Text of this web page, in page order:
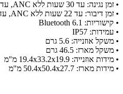
• זמן נגינה: עד 30 שעות ללא ANC, עד 26 שעות עם ANC
• זמן דיבור: עד 22 שעות ללא ANC, עד 20 שעות עם ANC
• קישוריות: Bluetooth 6.1
• עמידות: IP57
• משקל אוזנייה: 5.6 גרם
• משקל מארז: 46.5 גרם
• מידות אוזנייה: 19.4x33.2x19.9 מ"מ
• מידות מארז: 50.4x50.4x27.7 מ"מ